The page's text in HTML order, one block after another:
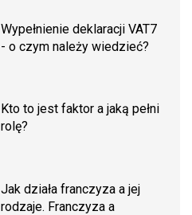
Wypełnienie deklaracji VAT7
- o czym należy wiedzieć?
Kto to jest faktor a jaką pełni
rolę?
Jak działa franczyza a jej
rodzaje. Franczyza a